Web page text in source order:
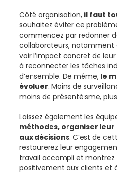
Côté organisation, il faut
souhaitez éviter ce
commencez par redonner
collaborateurs,
voir l’impact concret de
à reconnecter les tâches
d’ensemble. De même, le
évoluer. Moins de
moins de présentéisme,
Laissez également les
méthodes, organiser
aux décisions. C’est de
restaurerez leur
travail accompli et
positivement aux clients et